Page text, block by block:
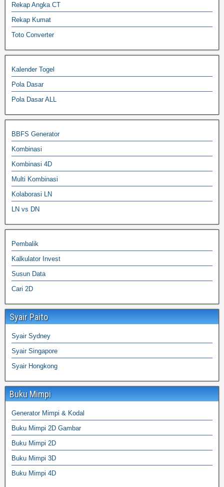
Rekap Angka CT
Rekap Kumat
Toto Converter
Kalender Togel
Pola Dasar
Pola Dasar ALL
BBFS Generator
Kombinasi
Kombinasi 4D
Multi Kombinasi
Kolaborasi LN
LN vs DN
Pembalik
Kalkulator Invest
Susun Data
Cari 2D
Syair Paito
Syair Sydney
Syair Singapore
Syair Hongkong
Buku Mimpi
Generator Mimpi & Kodal
Buku Mimpi 2D Gambar
Buku Mimpi 2D
Buku Mimpi 3D
Buku Mimpi 4D